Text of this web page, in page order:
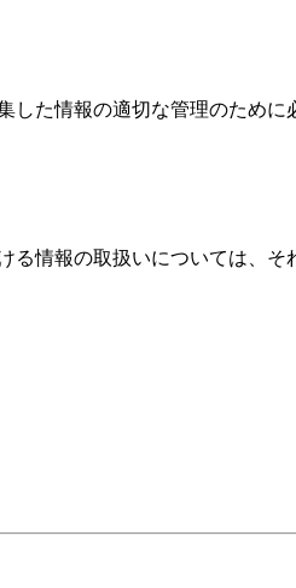
た情報の適切な管理のために
情報の取扱いについては、